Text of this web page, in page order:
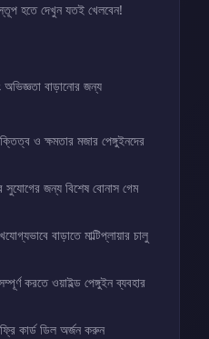
হতে দেখুন যতই খেলবেন!
বাড়ানোর জন্য
ও ক্ষমতার মজার পেঙ্গুইনদের
জন্য বিশেষ বোনাস গেম
বাড়াতে মাল্টিপ্লায়ার চালু
করতে ওয়াইল্ড পেঙ্গুইন ব্যবহার
কার্ড ডিল অর্জন করুন